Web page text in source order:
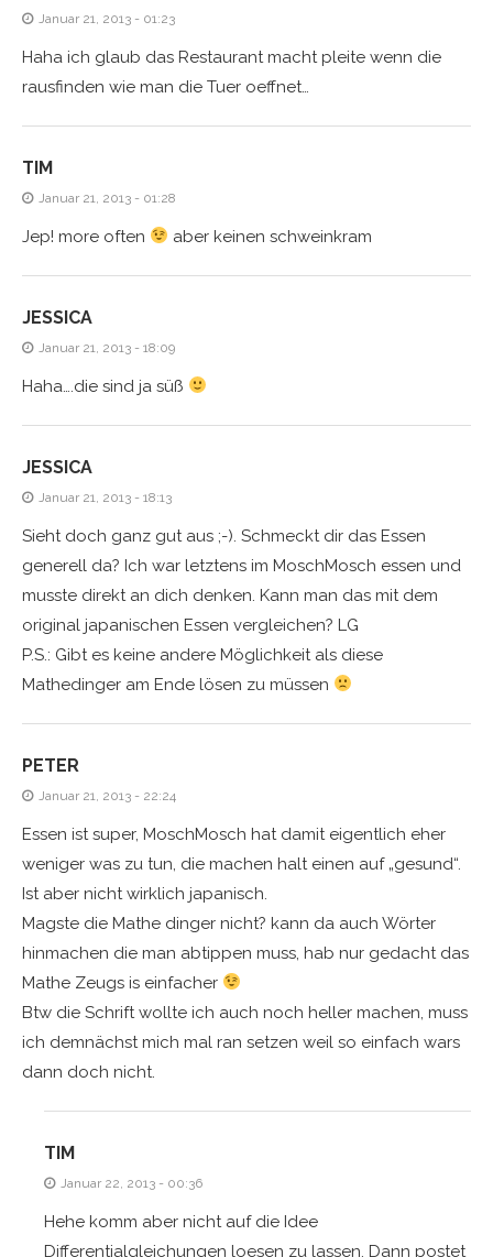
Januar 21, 2013 - 01:23
Haha ich glaub das Restaurant macht pleite wenn die
rausfinden wie man die Tuer oeffnet…
TIM
Januar 21, 2013 - 01:28
Jep! more often aber keinen schweinkram
JESSICA
Januar 21, 2013 - 18:09
Haha….die sind ja süß
JESSICA
Januar 21, 2013 - 18:13
Sieht doch ganz gut aus ;-). Schmeckt dir das Essen
generell da? Ich war letztens im MoschMosch essen und
musste direkt an dich denken. Kann man das mit dem
original japanischen Essen vergleichen? LG
P.S.: Gibt es keine andere Möglichkeit als diese
Mathedinger am Ende lösen zu müssen
PETER
Januar 21, 2013 - 22:24
Essen ist super, MoschMosch hat damit eigentlich eher
weniger was zu tun, die machen halt einen auf „gesund“.
Ist aber nicht wirklich japanisch.
Magste die Mathe dinger nicht? kann da auch Wörter
hinmachen die man abtippen muss, hab nur gedacht das
Mathe Zeugs is einfacher
Btw die Schrift wollte ich auch noch heller machen, muss
ich demnächst mich mal ran setzen weil so einfach wars
dann doch nicht.
TIM
Januar 22, 2013 - 00:36
Hehe komm aber nicht auf die Idee
Differentialgleichungen loesen zu lassen. Dann postet